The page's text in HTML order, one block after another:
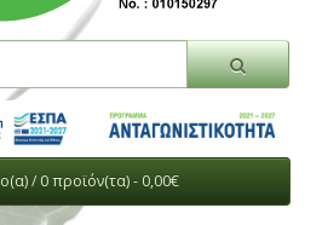
/ 0 προϊόν(τα) - 0,00€